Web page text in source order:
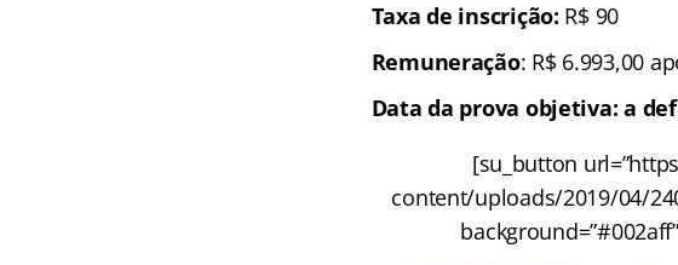
Taxa de inscrição: R$ 90
Remuneração: R$ 6.993,00
Data da prova objetiva: a
[su_button
content/uploads/2019/04/